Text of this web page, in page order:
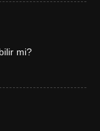
mi?